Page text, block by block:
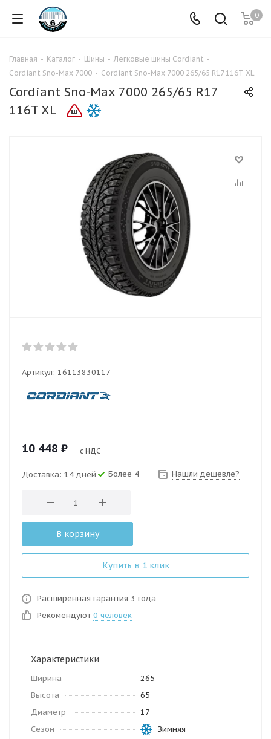
0
Главная - Каталог - Шины - Легковые шины Cordiant -
Cordiant Sno-Max 7000 - Cordiant Sno-Max 7000 265/65 R17 116T XL
Cordiant Sno-Max 7000 265/65 R17
116T XL
Артикул: 16113830117
10 448 ₽ с НДС
Доставка: 14 дней Более 4 Нашли дешевле?
В корзину
Купить в 1 клик
Расширенная гарантия 3 года
Рекомендуют 0 человек
Характеристики
Ширина
265
Высота
65
Диаметр
17
Сезон
Зимняя